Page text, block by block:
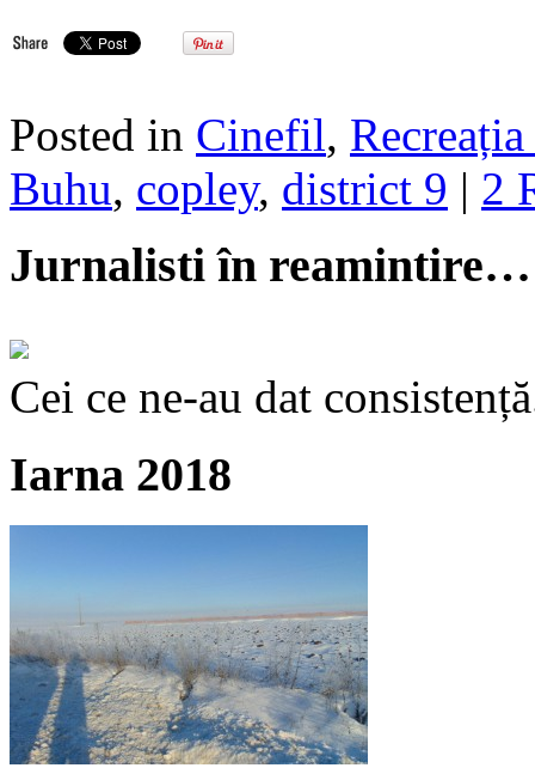
Posted in Cinefil,
Buhu, copley, district 9 | 2
Jurnalisti în reamintire…
Cei ce ne-au dat
Iarna 2018